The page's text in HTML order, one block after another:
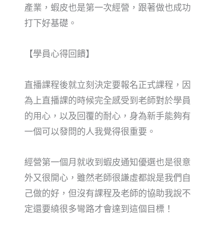
產業，蝦皮也是第一次經營，跟著做也成功
打下好基礎。
【學員心得回饋】
直播課程後就立刻決定要報名正式課程，因
為上直播課的時候完全感受到老師對於學員
的用心，以及回覆的耐心，身為新手能夠有
一個可以發問的人我覺得很重要。
經營第一個月就收到蝦皮通知優選也是很意
外又很開心，雖然老師很謙虛都說是我們自
己做的好，但沒有課程及老師的協助我說不
定還要繞很多彎路才會達到這個目標！